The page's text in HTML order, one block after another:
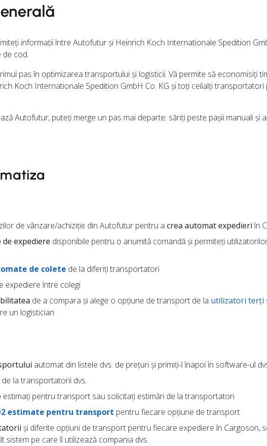
informații între Autofutur și Heinrich Koch Internationale Spedition
cod.
pas în optimizarea transportului și logisticii. Vă permite să economisiți
Koch Internationale Spedition GmbH Co. KG și toți ceilalți transportatori
Autofutur, puteți merge un pas mai departe: săriți peste pașii manuali și
de vânzare/achiziție din Autofutur pentru a crea automat expedieriîn
expediere disponibile pentru o anumită comandă și permiteți
de colete de la diferiți transportatori
expediere între colegi
de a compara și alege o opțiune de transport de la utilizatori terți
un logistician
automat din listele dvs. de prețuri și primiți-l înapoi în software-ul
de la transportatorii dvs.
estimați pentru transport sau solicitați estimări de la transportatori
estimate pentru transport pentru fiecare opțiune de transport
și diferite opțiuni de transport pentru fiecare expediere în Cargoson,
sistem pe care îl utilizează compania dvs.